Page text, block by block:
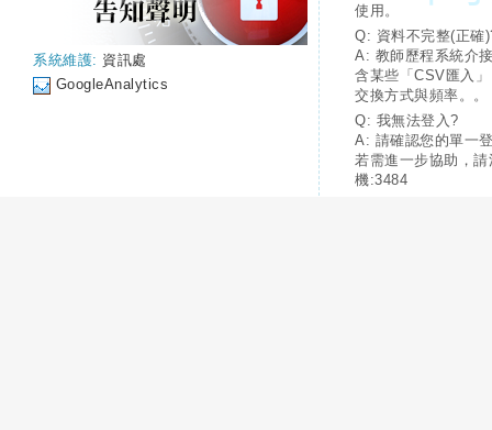
系統維護: 資訊處
GoogleAnalytics
使用。
Q: 資料不完整(正確
A: 教師歷程系統介
含某些「CSV匯入
交換方式與頻率。。
Q: 我無法登入?
A: 請確認您的單一
若需進一步協助，
機:3484